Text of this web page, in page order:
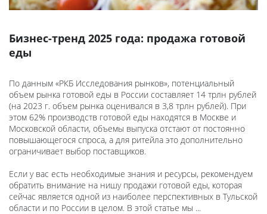
Бизнес-тренд 2025 года: продажа готовой
еды
По данным «РКБ Исследования рынков», потенциальный
объем рынка готовой еды в России составляет 14 трлн рублей
(на 2023 г. объем рынка оценивался в 3,8 трлн рублей). При
этом 62% производств готовой еды находятся в Москве и
Московской области, объемы выпуска отстают от постоянно
повышающегося спроса, а для ритейла это дополнительно
ограничивает выбор поставщиков.
Если у вас есть необходимые знания и ресурсы, рекомендуем
обратить внимание на нишу продажи готовой еды, которая
сейчас является одной из наиболее перспективных в Тульской
области и по России в целом. В этой статье мы ...